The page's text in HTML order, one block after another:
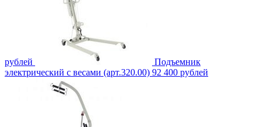
рублей
Подъемник
электрический с весами (арт.320.00) 92 400 рублей